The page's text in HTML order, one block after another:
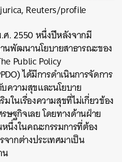
Reuters/profile
. 2550 หนึ่งปีหลังจากมี
นพัฒนานโยบายสาธารณะของ
Public Policy
ได้มีการดำเนินการจัดการ
ความสุขและนโยบาย
ในเรื่องความสุขที่ไม่เกี่ยวข้อง
ษฐกิจเลย โดยทางด้านฝ่าย
นึ่งในคณะกรรมการที่ต้อง
ากต่างประเทศมาเป็น
น